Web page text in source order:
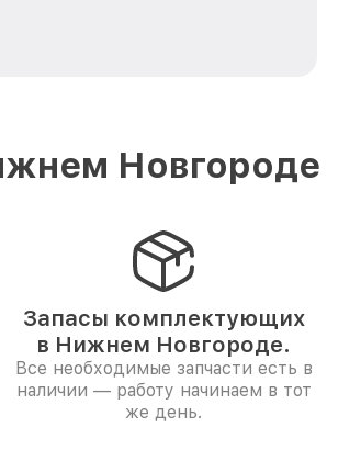
Новгороде
Запасы комплектующих
в Нижнем Новгороде.
Все необходимые запчасти есть в
наличии — работу начинаем в тот
же день.